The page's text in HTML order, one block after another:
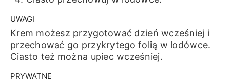
UWAGI
Krem możesz przygotować dzień wcześniej i
przechować go przykrytego folią w lodówce.
Ciasto też można upiec wcześniej.
PRYWATNE